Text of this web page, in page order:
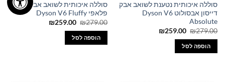
סוללה איכותית נטענת לשואב אבק
דייסון אבסולוט Dyson V6
Absolute
₪279.00
המחיר
היה:
₪279.00.
₪259.00
המחיר
הוספה לסל
סוללה איכותית לשואב אבק דייסון
פלאפי Dyson V6 Fluffy
₪279.00
המחיר
היה:
₪279.00.
₪259.00
המחיר
הוספה לסל